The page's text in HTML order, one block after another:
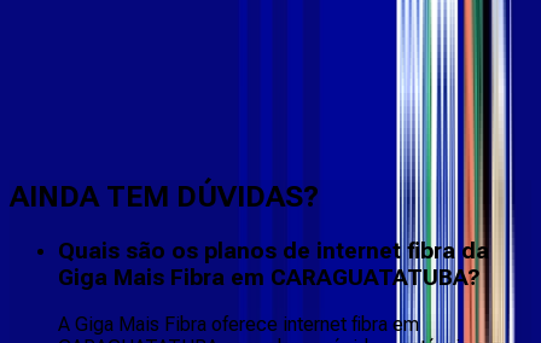
AINDA TEM DÚVIDAS?
Quais são os planos de internet fibra da
Giga Mais Fibra em CARAGUATATUBA?
A Giga Mais Fibra oferece internet fibra em